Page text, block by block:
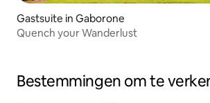
Gastsuite in Gaborone
Quench your Wanderlust
Bestemmingen om te